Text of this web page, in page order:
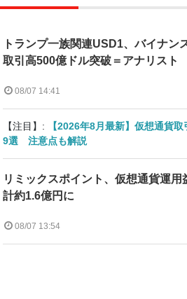
トランプ一族関連USD1、バイナン
取引高500億ドル突破＝アナリスト
08/07 14:41
【注目】:
【2026年8月最新】仮想通貨
9選 注意点も解説
リミックスポイント、仮想通貨運用
計約1.6億円に
08/07 13:54